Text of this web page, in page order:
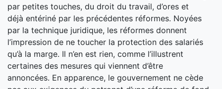
par petites touches, du droit du travail, d’ores et
déjà entériné par les précédentes réformes. Noyées
par la technique juridique, les réformes donnent
l’impression de ne toucher la protection des salariés
qu’à la marge. Il n’en est rien, comme l’illustrent
certaines des mesures qui viennent d’être
annoncées. En apparence, le gouvernement ne cède